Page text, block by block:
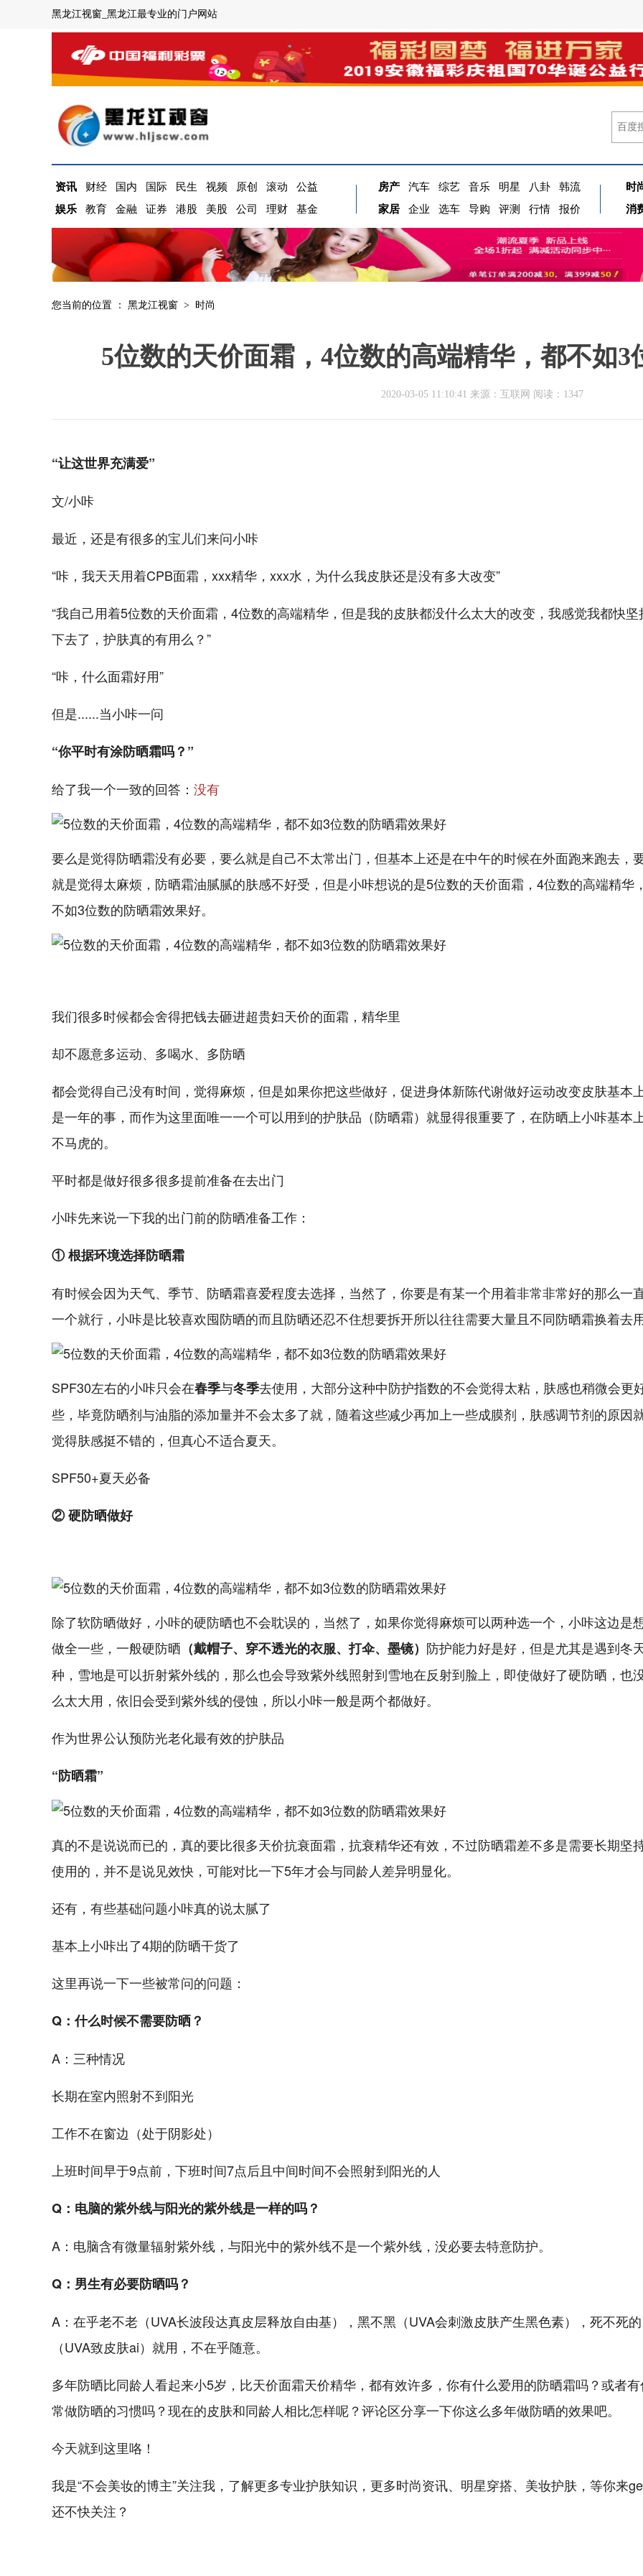
黑龙江视窗_黑龙江最专业的门户网站
资讯 财经 国内 国际 民生 视频 原创 滚动
公益
娱乐
教育 金融 证券 港股 美股 公司 理财 基金
房产 汽车 综艺 音乐 明星 八卦
韩流
家居
企业 选车 导购 评测 行情 报价
时
消
您当前的位置 ： 黑龙江视窗 > 时尚
5位数的天价面霜，4位数的高端精华，都不如
2020-03-05 11:10:41 来源：互联网 阅读：1347
“让这世界充满爱”
文/小咔
最近，还是有很多的宝儿们来问小咔
“咔，我天天用着CPB面霜，xxx精华，xxx水，为什么我皮肤还是没有多大改变”
“我自己用着5位数的天价面霜，4位数的高端精华，但是我的皮肤都没什么太大的改变，我感觉我都快坚
下去了，护肤真的有用么？”
“咔，什么面霜好用”
但是......当小咔一问
“你平时有涂防晒霜吗？”
给了我一个一致的回答： 没有
要么是觉得防晒霜没有必要，要么就是自己不太常出门，但基本上还是在中午的时候在外面跑来跑去，
就是觉得太麻烦，防晒霜油腻腻的肤感不好受，但是小咔想说的是5位数的天价面霜，4位数的高端精华
不如3位数的防晒霜效果好。
我们很多时候都会舍得把钱去砸进超贵妇天价的面霜，精华里
却不愿意多运动、多喝水、多防晒
都会觉得自己没有时间，觉得麻烦，但是如果你把这些做好，促进身体新陈代谢做好运动改变皮肤基本
是一年的事，而作为这里面唯一一个可以用到的护肤品（防晒霜）就显得很重要了，在防晒上小咔基本
不马虎的。
平时都是做好很多很多提前准备在去出门
小咔先来说一下我的出门前的防晒准备工作：
① 根据环境选择防晒霜
有时候会因为天气、季节、防晒霜喜爱程度去选择，当然了，你要是有某一个用着非常非常好的那么一
一个就行，小咔是比较喜欢囤防晒的而且防晒还忍不住想要拆开所以往往需要大量且不同防晒霜换着去用
SPF30左右的小咔只会在春季与冬季去使用，大部分这种中防护指数的不会觉得太粘，肤感也稍微会更
些，毕竟防晒剂与油脂的添加量并不会太多了就，随着这些减少再加上一些成膜剂，肤感调节剂的原因
觉得肤感挺不错的，但真心不适合夏天。
SPF50+夏天必备
② 硬防晒做好
除了软防晒做好，小咔的硬防晒也不会耽误的，当然了，如果你觉得麻烦可以两种选一个，小咔这边是
做全一些，一般硬防晒 （戴帽子、穿不透光的衣服、打伞、墨镜） 防护能力好是好，但是尤其是遇到冬
种，雪地是可以折射紫外线的，那么也会导致紫外线照射到雪地在反射到脸上，即使做好了硬防晒，也
么太大用，依旧会受到紫外线的侵蚀，所以小咔一般是两个都做好。
作为世界公认预防光老化最有效的护肤品
“防晒霜”
真的不是说说而已的，真的要比很多天价抗衰面霜，抗衰精华还有效，不过防晒霜差不多是需要长期坚
使用的，并不是说见效快，可能对比一下5年才会与同龄人差异明显化。
还有，有些基础问题小咔真的说太腻了
基本上小咔出了4期的防晒干货了
这里再说一下一些被常问的问题：
Q：什么时候不需要防晒？
A：三种情况
长期在室内照射不到阳光
工作不在窗边（处于阴影处）
上班时间早于9点前，下班时间7点后且中间时间不会照射到阳光的人
Q：电脑的紫外线与阳光的紫外线是一样的吗？
A：电脑含有微量辐射紫外线，与阳光中的紫外线不是一个紫外线，没必要去特意防护。
Q：男生有必要防晒吗？
A：在乎老不老（UVA长波段达真皮层释放自由基），黑不黑（UVA会刺激皮肤产生黑色素），死不死的
（UVA致皮肤ai）就用，不在乎随意。
多年防晒比同龄人看起来小5岁，比天价面霜天价精华，都有效许多，你有什么爱用的防晒霜吗？或者
常做防晒的习惯吗？现在的皮肤和同龄人相比怎样呢？评论区分享一下你这么多年做防晒的效果吧。
今天就到这里咯！
我是“不会美妆的博主”关注我，了解更多专业护肤知识，更多时尚资讯、明星穿搭、美妆护肤，等你来
还不快关注？